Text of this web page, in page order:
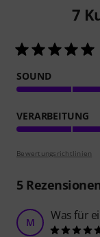
7
SOUND
VERARBEITUNG
Bewertungsrichtlinien
5
M Was für